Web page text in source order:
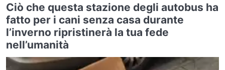
Ciò che questa stazione degli autobus ha
fatto per i cani senza casa durante
l’inverno ripristinerà la tua fede
nell’umanità